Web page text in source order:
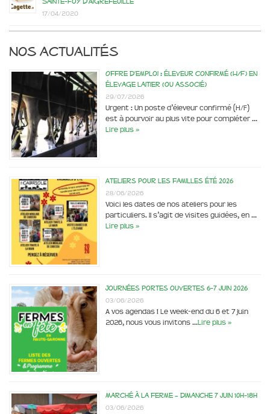
17/04/2020
Nos actualités
Offre d’emploi : éleveur confirmé (H/F) en
élevage laitier (ou associé)
29/07/2026
Urgent : Un poste d’éleveur confirmé (H/F)
est à pourvoir au plus vite pour compléter …
Lire plus »
Ateliers pour les familles été 2026
28/06/2026
Voici les dates de nos ateliers pour les
particuliers. Il s’agit de visites guidées, en …
Lire plus »
Journées portes ouvertes 6-7 juin 2026
03/06/2026
A vos agendas ! Le week-end du 6 et 7 juin
2026, nous vous invitons …Lire plus »
Marché à la ferme – dimanche 7 juin 10h-18h
03/06/2026